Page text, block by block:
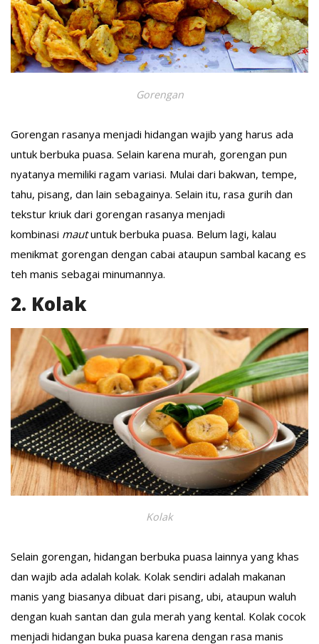
Gorengan
Gorengan rasanya menjadi hidangan wajib yang harus ada
untuk berbuka puasa. Selain karena murah, gorengan pun
nyatanya memiliki ragam variasi. Mulai dari bakwan, tempe,
tahu, pisang, dan lain sebagainya. Selain itu, rasa gurih dan
tekstur kriuk dari gorengan rasanya menjadi
kombinasi mautuntuk berbuka puasa. Belum lagi, kalau
menikmat gorengan dengan cabai ataupun sambal kacang es
teh manis sebagai minumannya.
2. Kolak
Kolak
Selain gorengan, hidangan berbuka puasa lainnya yang khas
dan wajib ada adalah kolak. Kolak sendiri adalah makanan
manis yang biasanya dibuat dari pisang, ubi, ataupun waluh
dengan kuah santan dan gula merah yang kental. Kolak cocok
menjadi hidangan buka puasa karena dengan rasa manis